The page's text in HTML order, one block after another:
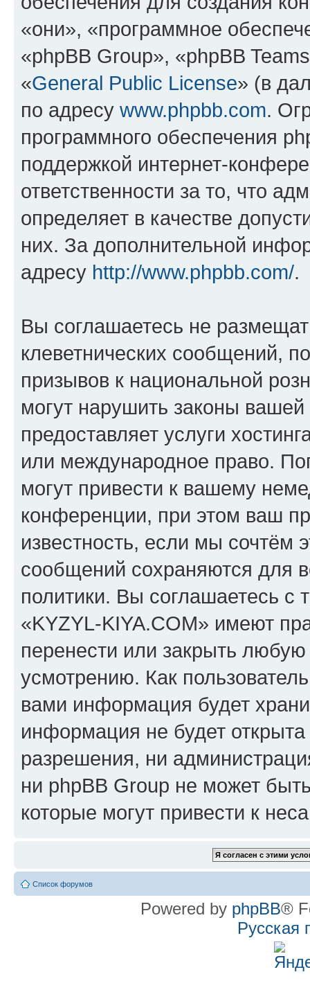
«они», «программное
«phpBB Group», «phpBB
«General Public License» (в
по адресу www.phpbb.com.
программного обеспечения
поддержкой интернет-
ответственности за то, что
определяет в качестве
них. За дополнительной
адресу http://www.phpbb.com/.
Вы соглашаетесь не
клеветнических сообщений,
призывов к национальной
могут нарушить законы
предоставляет услуги
или международное право.
могут привести к вашему
конференции, при этом ваш
известность, если мы сочтём
сообщений сохраняются для
политики. Вы соглашаетесь
«KYZYL-KIYA.COM» имеют
перенести или закрыть
усмотрению. Как
вами информация будет
информация не будет
разрешения, ни
ни phpBB Group не может
которые могут привести к
Список форумов
Powered by phpBB®
Русская